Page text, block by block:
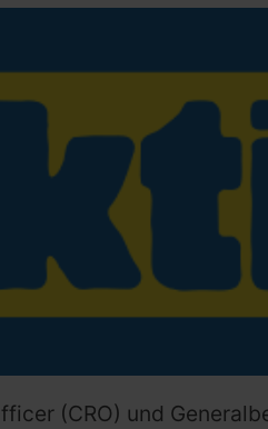
(CRO) und